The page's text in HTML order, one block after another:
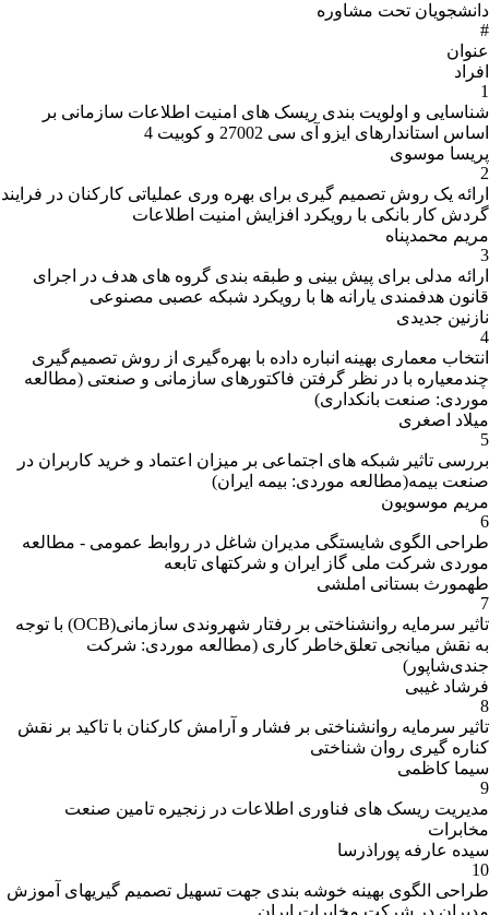
دانشجویان تحت مشاوره
#
عنوان
افراد
1
شناسایی و اولویت بندی ریسک های امنیت اطلاعات سازمانی بر
اساس استاندارهای ایزو آی سی 27002 و کوبیت 4
پریسا موسوی
2
ارائه یک روش تصمیم گیری برای بهره وری عملیاتی کارکنان در فرایند
گردش کار بانکی با رویکرد افزایش امنیت اطلاعات
مریم محمدپناه
3
ارائه مدلی برای پیش بینی و طبقه بندی گروه های هدف در اجرای
قانون هدفمندی یارانه ها با رویکرد شبکه عصبی مصنوعی
نازنین جدیدی
4
انتخاب معماری بهینه انباره داده با بهره‌گیری از روش تصمیم‌گیری
چندمعیاره با در نظر گرفتن فاکتورهای سازمانی و صنعتی (مطالعه
موردی: صنعت بانکداری)
میلاد اصغری
5
بررسی تاثیر شبکه های اجتماعی بر میزان اعتماد و خرید کاربران در
صنعت بیمه(مطالعه موردی: بیمه ایران)
مریم موسویون
6
طراحی الگوی شایستگی مدیران شاغل در روابط عمومی - مطالعه
موردی شرکت ملی گاز ایران و شرکتهای تابعه
طهمورث بستانی املشی
7
تاثیر سرمایه روانشناختی بر رفتار شهروندی سازمانی(OCB) با توجه
به نقش میانجی تعلق‌خاطر کاری (مطالعه موردی: شرکت
جندی‌شاپور)
فرشاد غیبی
8
تاثیر سرمایه روانشناختی بر فشار و آرامش کارکنان با تاکید بر نقش
کناره گیری روان شناختی
سیما کاظمی
9
مدیریت ریسک های فناوری اطلاعات در زنجیره تامین صنعت
مخابرات
سیده عارفه پوراذرسا
10
طراحی الگوی بهینه خوشه بندی جهت تسهیل تصمیم گیریهای آموزش
مدیران در شرکت مخابرات ایران